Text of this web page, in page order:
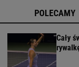
POLECAMY
Cały